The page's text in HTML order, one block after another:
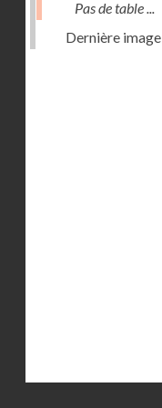
Pas de table ...
Dernière image